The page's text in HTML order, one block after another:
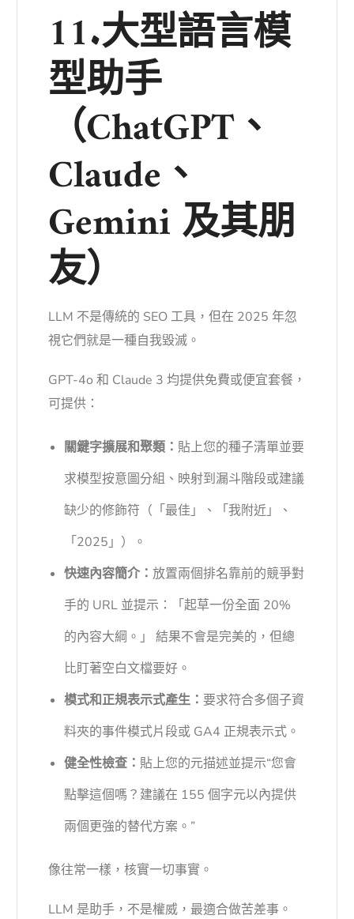
11.大型語言模
型助手
（ChatGPT、
Claude、
Gemini 及其朋
友）
LLM 不是傳統的 SEO 工具，但在 2025 年忽
視它們就是一種自我毀滅。
GPT-4o 和 Claude 3 均提供免費或便宜套餐，
可提供：
關鍵字擴展和聚類： 貼上您的種子清單並要
求模型按意圖分組、映射到漏斗階段或建議
缺少的修飾符（「最佳」、「我附近」、
「2025」）。
快速內容簡介：放置兩個排名靠前的競爭對
手的 URL 並提示：「起草一份全面 20%
的內容大綱。」 結果不會是完美的，但總
比盯著空白文檔要好。
模式和正規表示式產生： 要求符合多個子資
料夾的事件模式片段或 GA4 正規表示式。
健全性檢查： 貼上您的元描述並提示“您會
點擊這個嗎？建議在 155 個字元以內提供
兩個更強的替代方案。”
像往常一樣，核實一切事實。
LLM 是助手，不是權威，最適合做苦差事。